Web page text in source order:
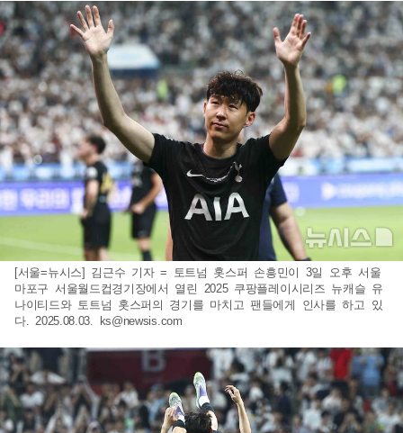
[서울=뉴시스] 김근수 기자 = 토트넘 홋스퍼 손흥민이 3일 오후 서울
마포구 서울월드컵경기장에서 열린 2025 쿠팡플레이시리즈 뉴캐슬 유
나이티드와 토트넘 홋스퍼의 경기를 마치고 팬들에게 인사를 하고 있
다. 2025.08.03.
ks@newsis.com